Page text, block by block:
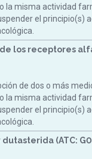
la misma actividad
el principio(s)
los receptores
de dos o más
la misma actividad
el principio(s)
(ATC: